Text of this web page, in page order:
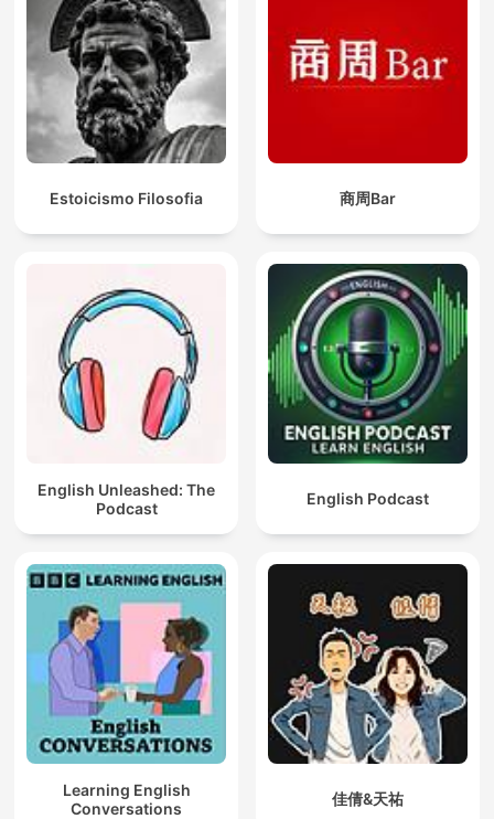
Estoicismo Filosofia 商周Bar
English Unleashed: The
Podcast
English Podcast
Learning English
Conversations
佳倩&天祐